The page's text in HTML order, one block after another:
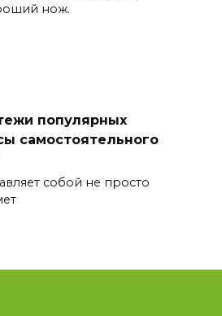
нож.
популярных
самостоятельного
собой не просто